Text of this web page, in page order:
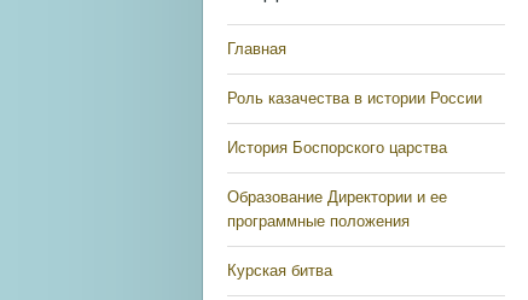
Главная
Роль казачества в истории России
История Боспорского царства
Образование Директории и ее
программные положения
Курская битва